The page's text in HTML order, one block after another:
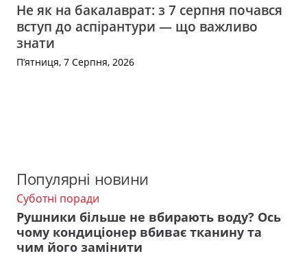
Не як на бакалаврат: з 7 серпня почався
вступ до аспірантури — що важливо
знати
П’ятниця, 7 Серпня, 2026
Популярні новини
Суботні поради
Рушники більше не вбирають воду? Ось
чому кондиціонер вбиває тканину та
чим його замінити